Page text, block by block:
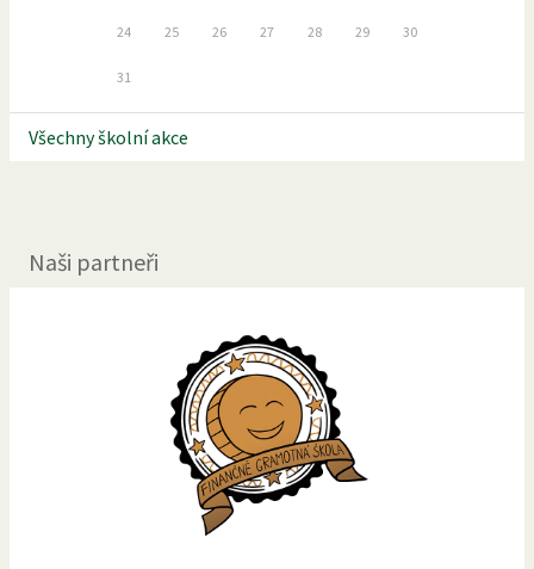
24 25 26 27 28 29 30
31
Všechny školní akce
Naši partneři